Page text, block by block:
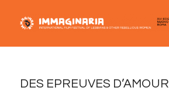
DES EPREUVES D’AMOUR